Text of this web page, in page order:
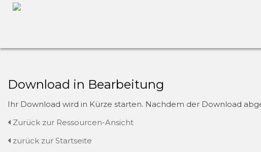
Download in Bearbeitung
Ihr Download wird in Kürze starten. Nachdem der Download
Zurück zur Ressourcen-Ansicht
zurück zur Startseite